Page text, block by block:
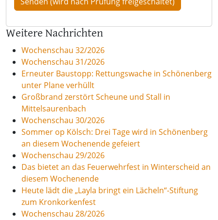
Weitere Nachrichten
Wochenschau 32/2026
Wochenschau 31/2026
Erneuter Baustopp: Rettungswache in Schönenberg
unter Plane verhüllt
Großbrand zerstört Scheune und Stall in
Mittelsaurenbach
Wochenschau 30/2026
Sommer op Kölsch: Drei Tage wird in Schönenberg
an diesem Wochenende gefeiert
Wochenschau 29/2026
Das bietet an das Feuerwehrfest in Winterscheid an
diesem Wochenende
Heute lädt die „Layla bringt ein Lächeln“-Stiftung
zum Kronkorkenfest
Wochenschau 28/2026